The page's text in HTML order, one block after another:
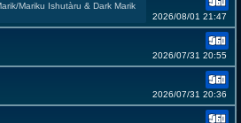
Mariku Ishutàru & Dark Marik
2026/08/01 21:47
2026/07/31 20:55
2026/07/31 20:36